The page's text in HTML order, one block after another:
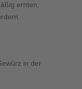
ernten,
in der